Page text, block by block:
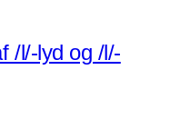
/l/-lyd og /l/-